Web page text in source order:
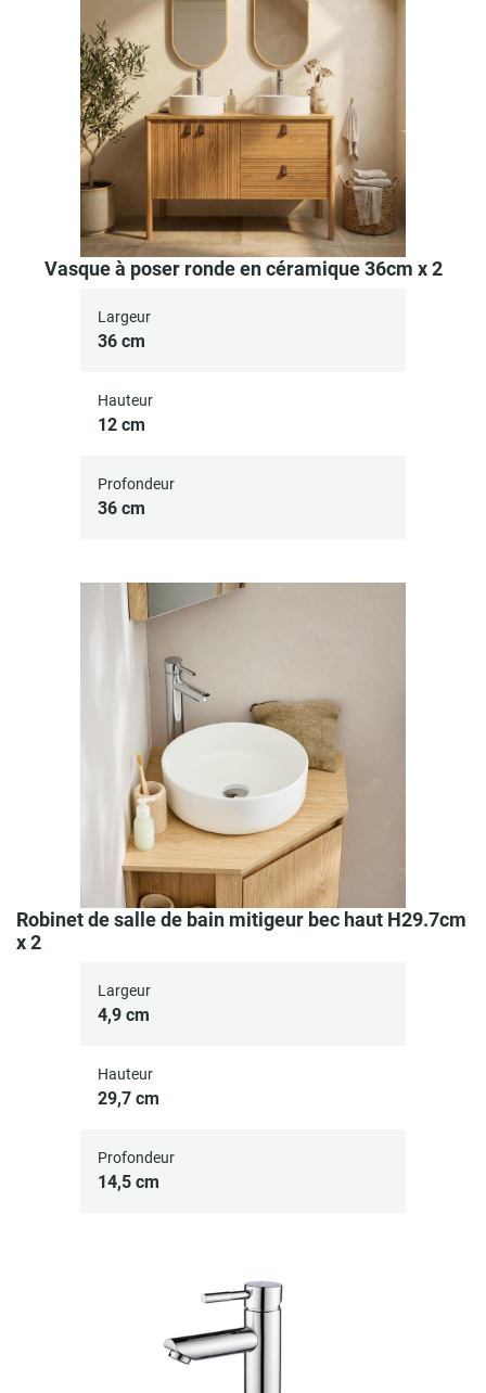
Vasque à poser ronde en céramique 36cm x 2
Largeur
36 cm
Hauteur
12 cm
Profondeur
36 cm
Robinet de salle de bain mitigeur bec haut H29.7cm
x 2
Largeur
4,9 cm
Hauteur
29,7 cm
Profondeur
14,5 cm